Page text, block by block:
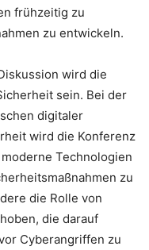
frühzeitig zu
zu entwickeln.
wird die
sein. Bei der
digitaler
wird die Konferenz
Technologien
zu
die Rolle von
die darauf
Cyberangriffen zu